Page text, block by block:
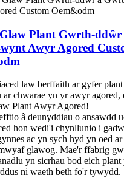
Glaw Plant Gwrth-ddŵr
Awyr Agored
law berffaith ar gyfer plant
ar chwarae yn yr awyr agored,
Plant Awyr Agored!
â deunyddiau o ansawdd
hon wedi'i chynllunio i
ac yn sych hyd yn oed
glawog. Mae'r ffabrig
yn sicrhau bod eich plant
ni waeth beth fo'r tywydd.